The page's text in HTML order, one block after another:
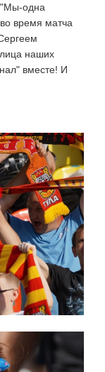
"Мы-одна
время матча
наших
вместе! И